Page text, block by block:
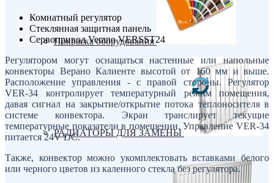
Покраска оборудования
РАДИАТОРЫ ДЛЯ ЗАМЕНЫ
Комнатный регулятор
Стеклянная защитная панель
Сервопривод Verano VERSST24
Регулятором могут оснащаться настенные или напольные
конвекторы Верано Калиенте высотой от 160 мм и выше.
Расположение управления - с правой стороны. Регулятор
VER-34 контролирует температурный режим помещения,
давая сигнал на закрытие/открытие потока теплоносителя в
системе конвектора. Экран транслирует текущие
температурные показатели в помещении. Управление VER-34
питается 24V DC.
Также, конвектор можно укомплектовать вставками белого
или черного цветов из каленного стекла без регулятора.